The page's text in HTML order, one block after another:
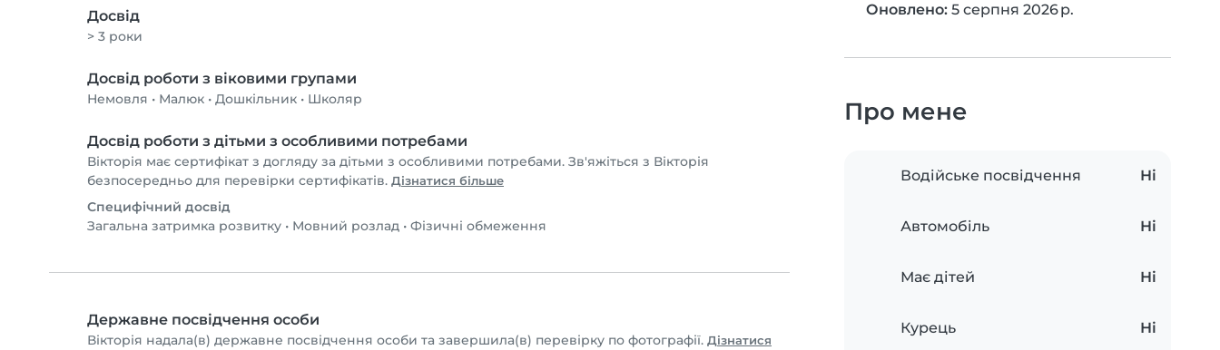
Досвід
> 3 роки
Досвід роботи з віковими групами
Немовля • Малюк • Дошкільник • Школяр
Досвід роботи з дітьми з особливими потребами
Вікторія має сертифікат з догляду за дітьми з особливими потребами. Зв'яжіться з Вікторія
безпосередньо для перевірки сертифікатів. Дізнатися більше
Специфічний досвід
Загальна затримка розвитку • Мовний розлад • Фізичні обмеження
Державне посвідчення особи
Вікторія надала(в) державне посвідчення особи та завершила(в) перевірку по фотографії. Дізнатися
Оновлено: 5 серпня 2026 р.
Про мене
Водійське посвідчення Ні
Автомобіль Ні
Має дітей Ні
Курець Ні